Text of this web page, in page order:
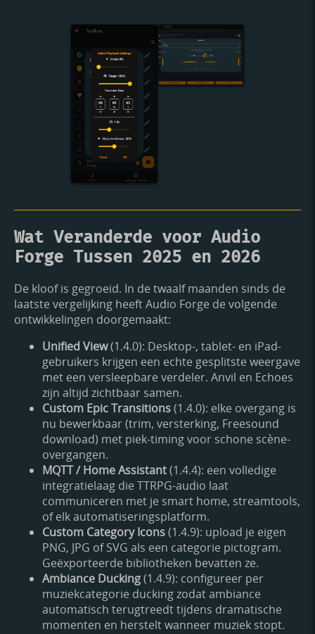
Wat Veranderde voor Audio
Forge Tussen 2025 en 2026
De kloof is gegroeid. In de twaalf maanden sinds de
laatste vergelijking heeft Audio Forge de volgende
ontwikkelingen doorgemaakt:
Unified View(1.4.0): Desktop-, tablet- en iPad-
gebruikers krijgen een echte gesplitste weergave
met een versleepbare verdeler. Anvil en Echoes
zijn altijd zichtbaar samen.
Custom Epic Transitions(1.4.0): elke overgang is
nu bewerkbaar (trim, versterking, Freesound
download) met piek-timing voor schone scène-
overgangen.
MQTT / Home Assistant(1.4.4): een volledige
integratielaag die TTRPG-audio laat
communiceren met je smart home, streamtools,
of elk automatiseringsplatform.
Custom Category Icons(1.4.9): upload je eigen
PNG, JPG of SVG als een categorie pictogram.
Geëxporteerde bibliotheken bevatten ze.
Ambiance Ducking(1.4.9): configureer per
muziekcategorie ducking zodat ambiance
automatisch terugtreedt tijdens dramatische
momenten en herstelt wanneer muziek stopt.